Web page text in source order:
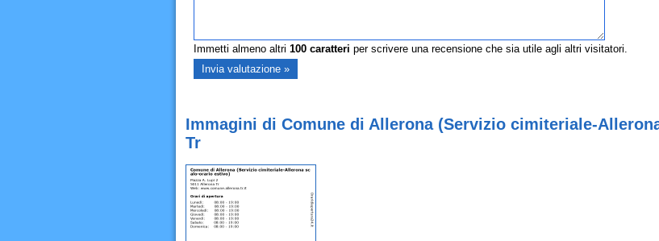
Immetti almeno altri 100caratteri per scrivere una recensione che sia utile agli altri visitatori.
Immagini di Comune di Allerona (Servizio cimiteriale-
Tr